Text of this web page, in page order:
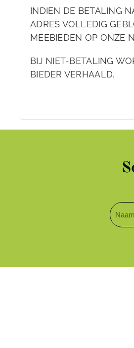
INDIEN DE BETALING
ADRES VOLLEDIG
MEEBIEDEN OP ONZE
BIJ NIET-BETALING
BIEDER VERHAALD.